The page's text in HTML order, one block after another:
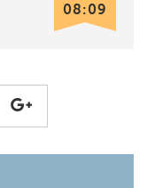
08:09